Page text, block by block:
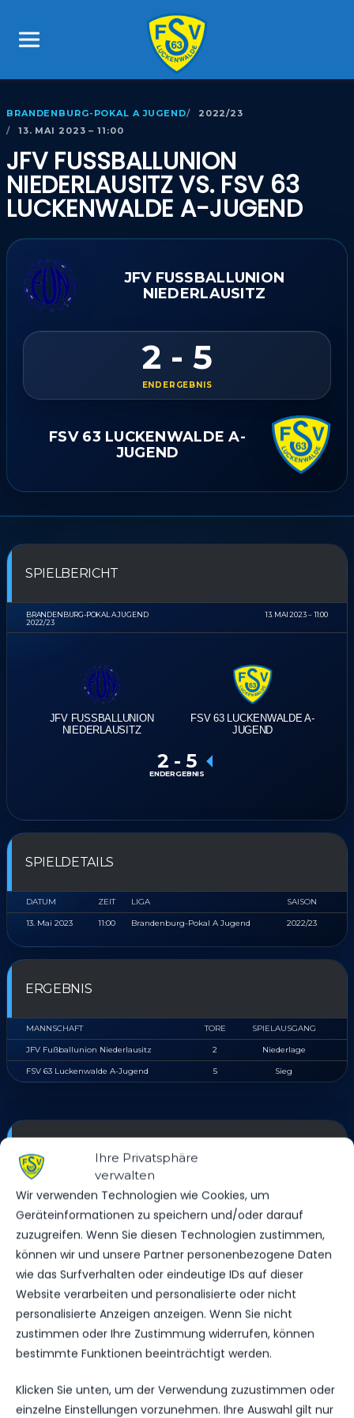
Ihre Privatsphäre
verwalten
Wir verwenden Technologien wie Cookies, um
Geräteinformationen zu speichern und/oder darauf
zuzugreifen. Wenn Sie diesen Technologien zustimmen,
können wir und unsere Partner personenbezogene Daten
wie das Surfverhalten oder eindeutige IDs auf dieser
Website verarbeiten und personalisierte oder nicht
personalisierte Anzeigen anzeigen. Wenn Sie nicht
zustimmen oder Ihre Zustimmung widerrufen, können
bestimmte Funktionen beeinträchtigt werden.
Klicken Sie unten, um der Verwendung zuzustimmen oder
einzelne Einstellungen vorzunehmen. Ihre Auswahl gilt nur
BRANDENBURG-POKAL A JUGEND
2022/23
13. MAI 2023 – 11:00
JFV FUSSBALLUNION N
IEDERLAUSITZ VS. FSV 63 L
UCKENWALDE A-JUGEND
JFV FUSSBALLUNION N
IEDERLAUSITZ
2 - 5
ENDERGEBNIS
FSV 63 LUCKENWALDE A-
JUGEND
SPIELBERICHT
BRANDENBURG-POKAL A JUGEND
2022/23
13. MAI 2023 11:00
JFV FUSSBALLUNION N
IEDERLAUSITZ
FSV 63 LUCKENWALDE A-
JUGEND
2 - 5
ENDERGEBNIS
SPIELDETAILS
DATUM ZEIT LIGA SAISON
13. Mai 2023 11:00 Brandenburg-Pokal A Jugend 2022/23
ERGEBNIS
MANNSCHAFT TORE SPIELAUSGANG
JFV Fußballunion Niederlausitz 2 Niederlage
FSV 63 Luckenwalde A-Jugend 5 Sieg
SPIELSTATISTIKEN
JFV FUSSBALLUNION NIEDERLAUSITZ
VS.
FSV 63 LUCKENWALDE A-JUGEND
0 GELBE KARTEN 0